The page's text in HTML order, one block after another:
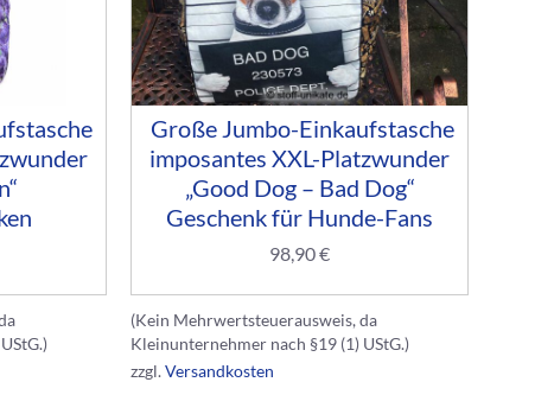
Große Jumbo-Einkaufstasche
imposantes XXL-Platzwunder
„Good Dog – Bad Dog“
Geschenk für Hunde-Fans
98,90€
(Kein Mehrwertsteuerausweis, da
Kleinunternehmer nach §19 (1) UStG.)
zzgl.Versandkosten